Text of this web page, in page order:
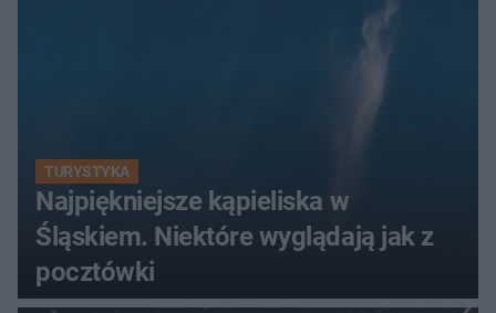
TURYSTYKA
Najpiękniejsze kąpieliska w
Śląskiem. Niektóre wyglądają jak z
pocztówki